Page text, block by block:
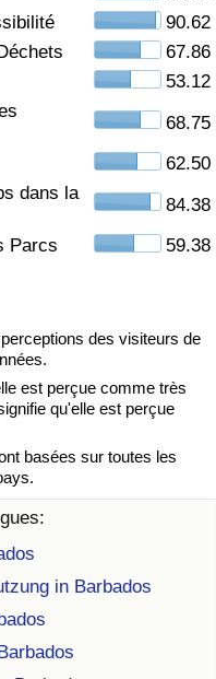
90.62
67.86
53.12
68.75
62.50
dans la
84.38
Parcs
59.38
des visiteurs de
est perçue comme très
qu'elle est perçue
basées sur toutes les
in Barbados